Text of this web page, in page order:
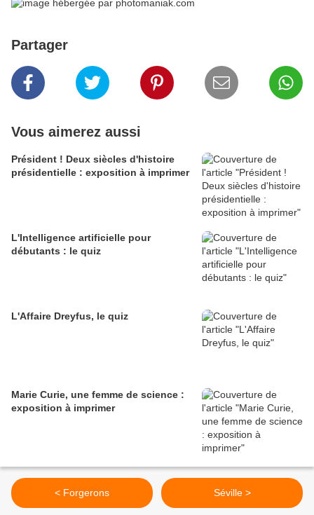
Partager
Vous aimerez aussi
Président ! Deux siècles d'histoire
présidentielle : exposition à imprimer
L'Intelligence artificielle pour
débutants : le quiz
L'Affaire Dreyfus, le quiz
Marie Curie, une femme de science :
exposition à imprimer
< Forgerons Séville >